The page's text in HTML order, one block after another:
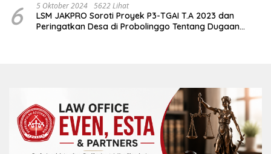
6 5 Oktober 2024 5622 Lihat
LSM JAKPRO Soroti Proyek P3-TGAI T.A 2023 dan
Peringatkan Desa di Probolinggo Tentang Dugaan